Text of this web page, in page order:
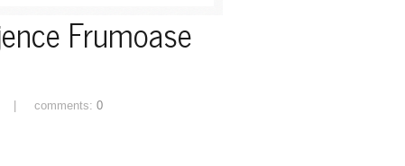
Frumoase
| comments: 0